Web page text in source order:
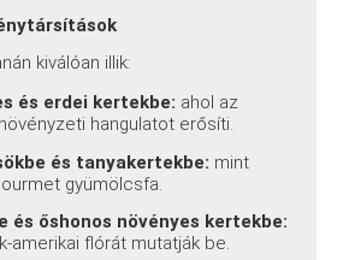
kiválóan illik:
és erdei kertekbe: ahol az
hangulatot erősíti.
és tanyakertekbe: mint
gyümölcsfa.
és őshonos növényes kertekbe:
amerikai flórát mutatják be.